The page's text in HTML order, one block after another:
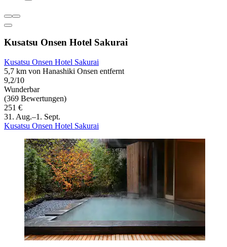
Kusatsu Onsen Hotel Sakurai
Kusatsu Onsen Hotel Sakurai
5,7 km von Hanashiki Onsen entfernt
9,2/10
Wunderbar
(369 Bewertungen)
251 €
31. Aug.–1. Sept.
Kusatsu Onsen Hotel Sakurai